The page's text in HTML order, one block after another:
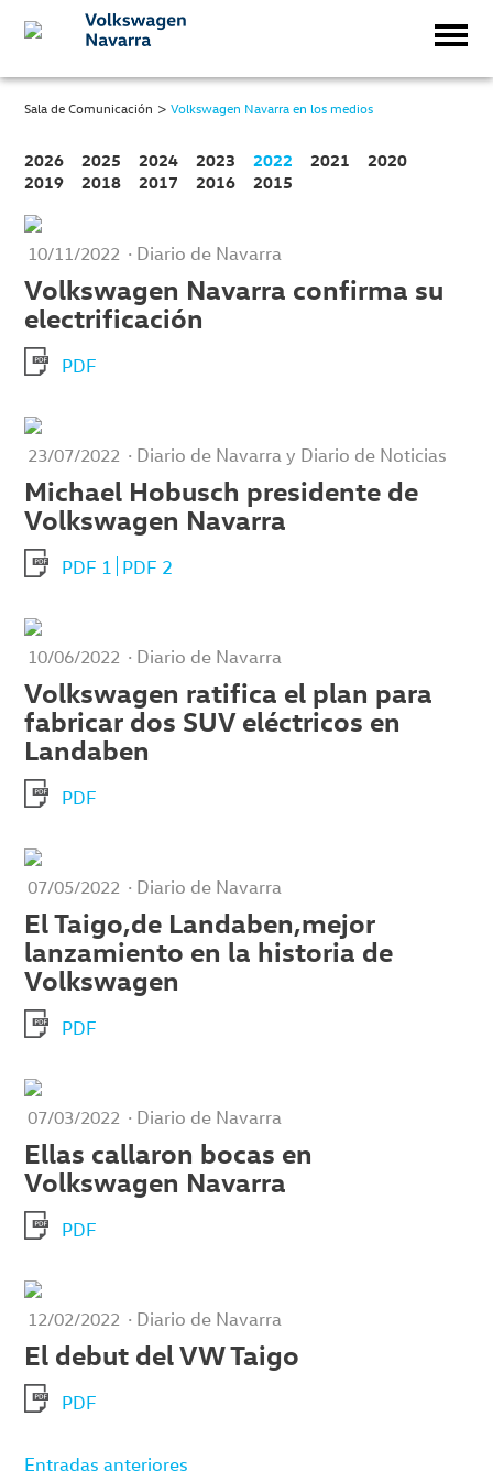
Sala de Comunicación >Volkswagen Navarra en los medios
2026 2025 2024 2023 2022 2021
2020
2019
2018 2017 2016 2015
10/11/2022 · Diario de Navarra
Volkswagen Navarra confirma su
electrificación
PDF
23/07/2022 · Diario de Navarra y Diario de Noticias
Michael Hobusch presidente de
Volkswagen Navarra
PDF 1 PDF 2
10/06/2022 · Diario de Navarra
Volkswagen ratifica el plan para
fabricar dos SUV eléctricos en
Landaben
PDF
07/05/2022 · Diario de Navarra
El Taigo,de Landaben,mejor
lanzamiento en la historia de
Volkswagen
PDF
07/03/2022 · Diario de Navarra
Ellas callaron bocas en
Volkswagen Navarra
PDF
12/02/2022 · Diario de Navarra
El debut del VW Taigo
PDF
Navegación
Entradas anteriores